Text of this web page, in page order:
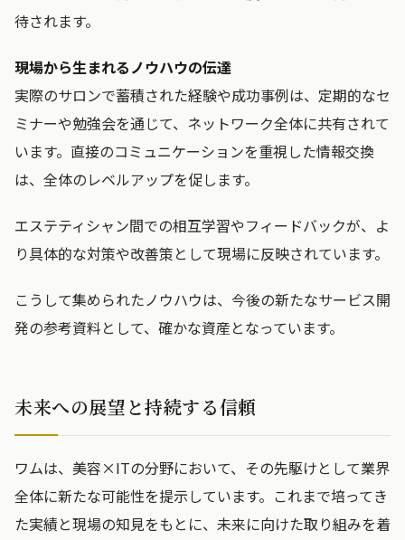
待されます。
現場から生まれるノウハウの伝達
実際のサロンで蓄積された経験や成功事例は、定期的なセ
ミナーや勉強会を通じて、ネットワーク全体に共有されて
います。直接のコミュニケーションを重視した情報交換
は、全体のレベルアップを促します。
エステティシャン間での相互学習やフィードバックが、よ
り具体的な対策や改善策として現場に反映されています。
こうして集められたノウハウは、今後の新たなサービス開
発の参考資料として、確かな資産となっています。
未来への展望と持続する信頼
ワムは、美容×ITの分野において、その先駆けとして業界
全体に新たな可能性を提示しています。これまで培ってき
た実績と現場の知見をもとに、未来に向けた取り組みを着